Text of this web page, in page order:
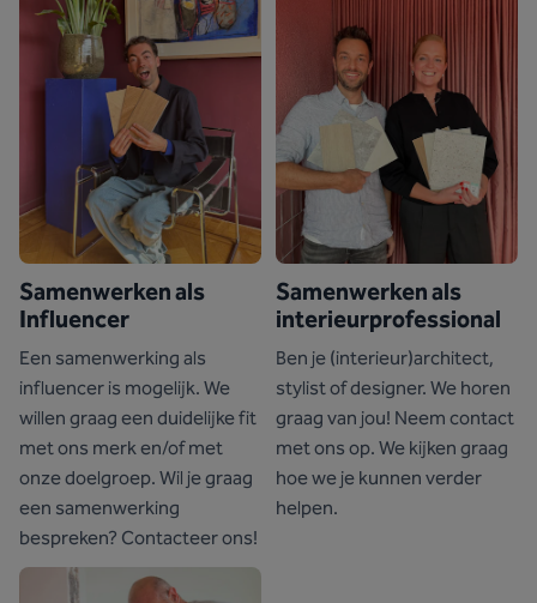
Samenwerken als
Influencer
Een samenwerking als
influencer is mogelijk. We
willen graag een duidelijke fit
met ons merk en/of met
onze doelgroep. Wil je graag
een samenwerking
bespreken? Contacteer ons!
Samenwerken als
interieurprofessional
Ben je (interieur)architect,
stylist of designer. We horen
graag van jou! Neem contact
met ons op. We kijken graag
hoe we je kunnen verder
helpen.